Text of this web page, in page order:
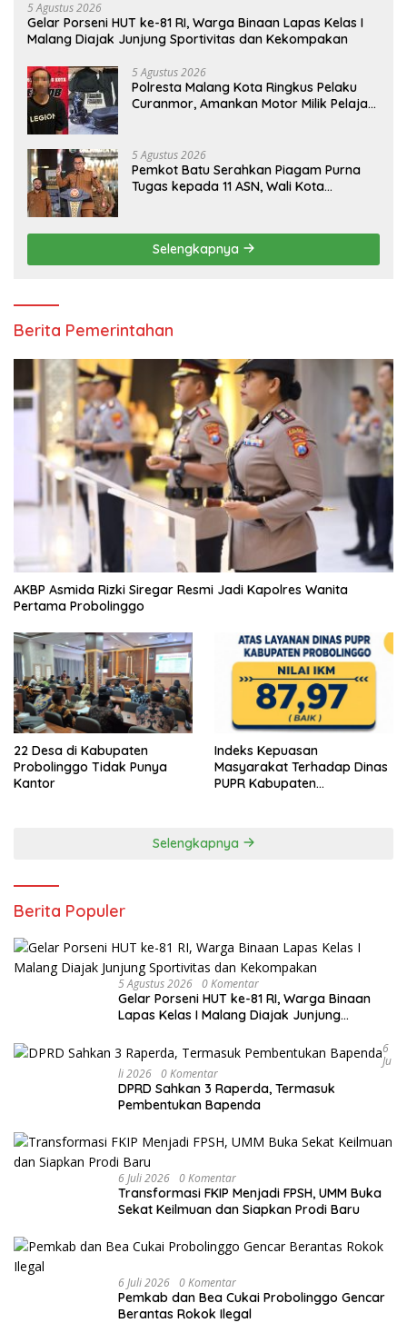
5 Agustus 2026
Gelar Porseni HUT ke-81 RI, Warga Binaan Lapas Kelas I
Malang Diajak Junjung Sportivitas dan Kekompakan
5 Agustus 2026
Polresta Malang Kota Ringkus Pelaku
Curanmor, Amankan Motor Milik Pelajar
5 Agustus 2026
Pemkot Batu Serahkan Piagam Purna
Tugas kepada 11 ASN, Wali Kota
Selengkapnya
Berita Pemerintahan
AKBP Asmida Rizki Siregar Resmi Jadi Kapolres Wanita
Pertama Probolinggo
22 Desa di Kabupaten
Probolinggo Tidak Punya
Kantor
Indeks Kepuasan
Masyarakat Terhadap Dinas
PUPR Kabupaten
Selengkapnya
Berita Populer
5 Agustus 2026 0 Komentar
Gelar Porseni HUT ke-81 RI, Warga Binaan
Lapas Kelas I Malang Diajak Junjung
6
Ju
Li 2026 0 Komentar
DPRD Sahkan 3 Raperda, Termasuk
Pembentukan Bapenda
6 Juli 2026 0 Komentar
Transformasi FKIP Menjadi FPSH, UMM Buka
Sekat Keilmuan dan Siapkan Prodi Baru
6 Juli 2026 0 Komentar
Pemkab dan Bea Cukai Probolinggo Gencar
Berantas Rokok Ilegal